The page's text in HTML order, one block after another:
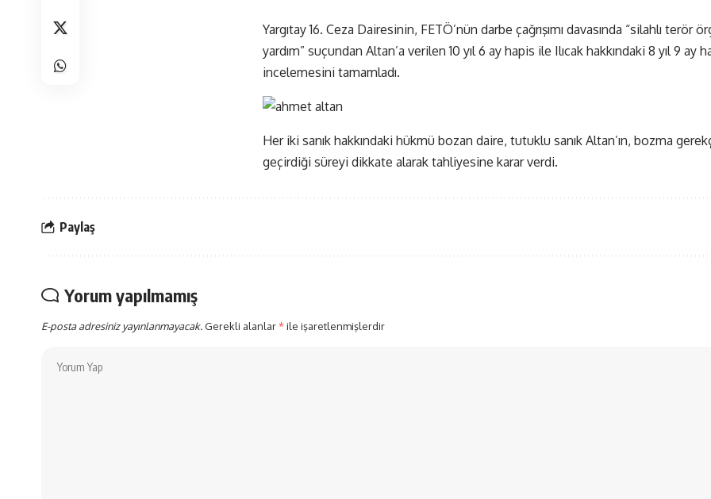
Yargıtay 16. Ceza Dairesinin, FETÖ’nün darbe çağrışımı davasında “silahlı
yardım” suçundan Altan’a verilen 10 yıl 6 ay hapis ile Ilıcak hakkındaki 8 yıl 9 ay
incelemesini tamamladı.
Her iki sanık hakkındaki hükmü bozan daire, tutuklu sanık Altan’ın, bozma
geçirdiği süreyi dikkate alarak tahliyesine karar verdi.
Paylaş
Yorum yapılmamış
E-posta adresiniz yayınlanmayacak. Gerekli alanlar*ile işaretlenmişlerdir